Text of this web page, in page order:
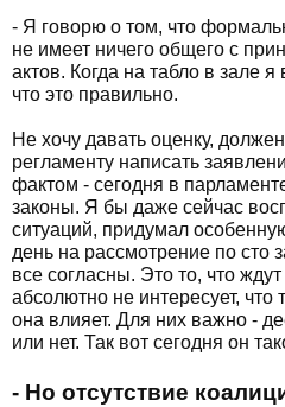
- Я говорю о том, что
не имеет ничего общего с
актов. Когда на табло в зале
что это правильно.
Не хочу давать оценку,
регламенту написать
фактом - сегодня в
законы. Я бы даже сейчас
ситуаций, придумал
день на рассмотрение по сто
все согласны. Это то, что
абсолютно не интересует, что
она влияет. Для них важно -
или нет. Так вот сегодня он
- Но отсутствие